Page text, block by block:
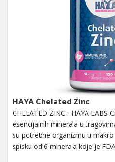
HAYA Chelated Zinc
CHELATED ZINC - HAYA LABS
esencijalnih minerala u
su potrebne organizmu u
spisku od 6 minerala koje je